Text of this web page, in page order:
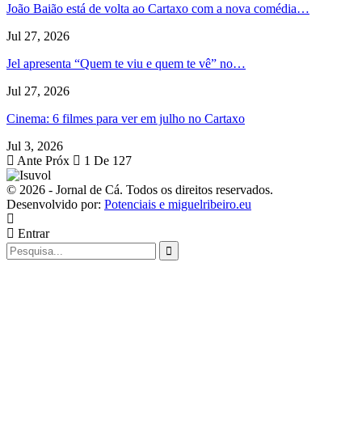
João Baião está de volta ao Cartaxo com a nova comédia…
Jul 27, 2026
Jel apresenta “Quem te viu e quem te vê” no…
Jul 27, 2026
Cinema: 6 filmes para ver em julho no Cartaxo
Jul 3, 2026
Ante Próx 1 De 127
© 2026 - Jornal de Cá. Todos os direitos reservados.
Desenvolvido por: Potenciais e miguelribeiro.eu
Entrar